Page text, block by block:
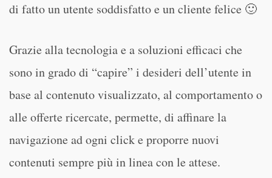
di fatto un utente soddisfatto e un cliente felice 🙂
Grazie alla tecnologia e a soluzioni efficaci che
sono in grado di “capire” i desideri dell’utente in
base al contenuto visualizzato, al comportamento o
alle offerte ricercate, permette, di affinare la
navigazione ad ogni click e proporre nuovi
contenuti sempre più in linea con le attese.